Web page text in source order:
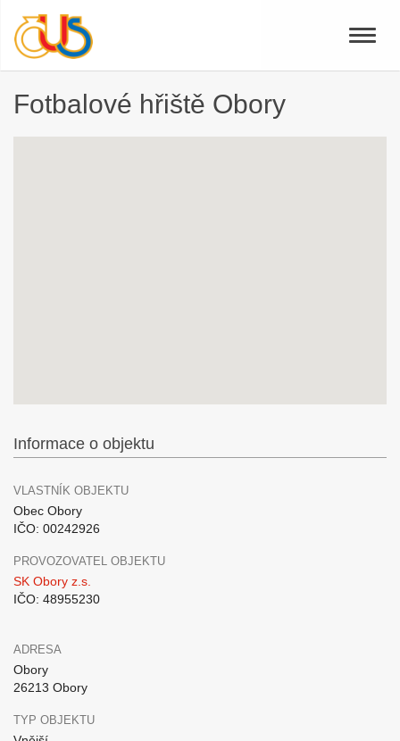
Toggle
Fotbalové hřiště Obory
Informace o objektu
VLASTNÍK OBJEKTU
Obec Obory
IČO: 00242926
PROVOZOVATEL OBJEKTU
SK Obory z.s.
IČO: 48955230
ADRESA
Obory
26213 Obory
TYP OBJEKTU